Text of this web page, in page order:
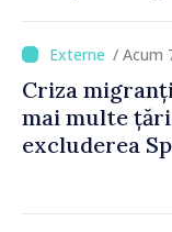
crizei
/ Acum
Criza
mai multe
excluderea